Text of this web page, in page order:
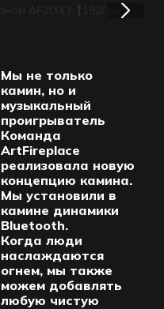
Мы не только
камин, но и
музыкальный
проигрыватель
Команда
ArtFireplace
реализовала новую
концепцию камина.
Мы установили в
камине динамики
Bluetooth.
Когда люди
наслаждаются
огнем, мы также
можем добавлять
любую чистую